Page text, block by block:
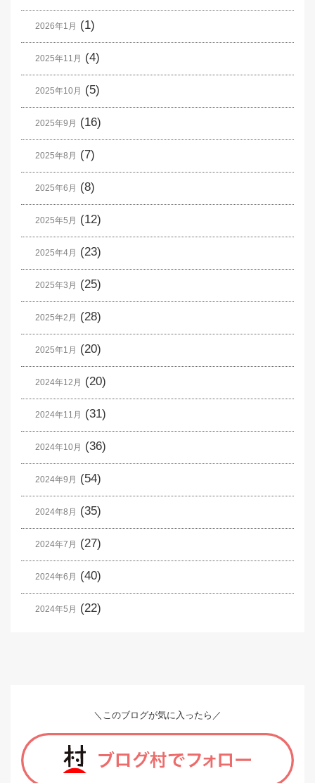
2026年1月 (1)
2025年11月 (4)
2025年10月 (5)
2025年9月 (16)
2025年8月 (7)
2025年6月 (8)
2025年5月 (12)
2025年4月 (23)
2025年3月 (25)
2025年2月 (28)
2025年1月 (20)
2024年12月 (20)
2024年11月 (31)
2024年10月 (36)
2024年9月 (54)
2024年8月 (35)
2024年7月 (27)
2024年6月 (40)
2024年5月 (22)
＼このブログが気に入ったら／